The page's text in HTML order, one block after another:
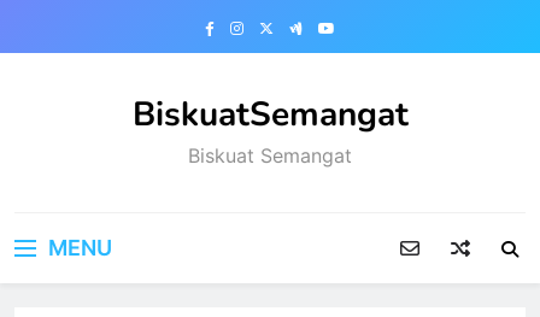
BiskuatSemangat
Biskuat Semangat
MENU